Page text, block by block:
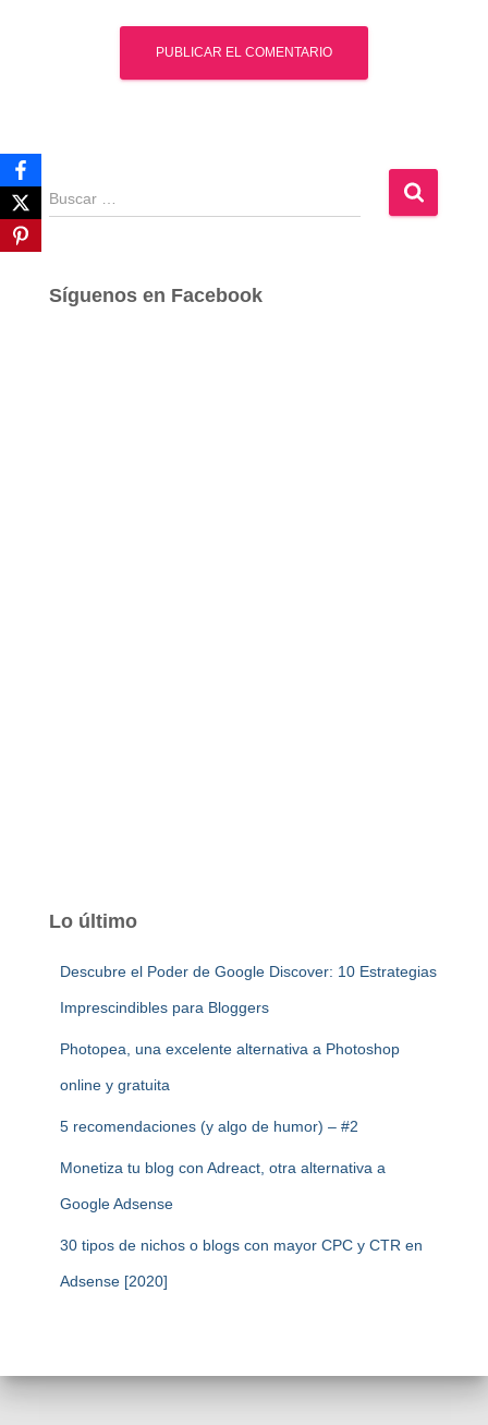
B
u
a
Síguenos en Facebook
Lo último
Descubre el Poder de Google Discover: 10 Estrategias
Imprescindibles para Bloggers
Photopea, una excelente alternativa a Photoshop
online y gratuita
5 recomendaciones (y algo de humor) – #2
Monetiza tu blog con Adreact, otra alternativa a
Google Adsense
30 tipos de nichos o blogs con mayor CPC y CTR en
Adsense [2020]